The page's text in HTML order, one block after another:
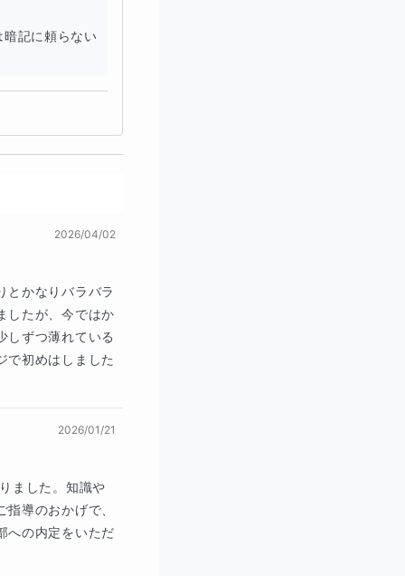
型の「理解の仕
「関係詞」とか
の「5文型」と
ょう。
ま読めるように
文法に慣れてい
いう英文をいち
ま読めるのは、
これを長い英文
遅いとそれだけ
とも迷いながら
けていきましょ
記に頼らない
2026/04/02
とかなりバラバラ
したが、今ではか
しずつ薄れている
で初めはしました
2026/01/21
ました。知識や
導のおかげで、
への内定をいただ